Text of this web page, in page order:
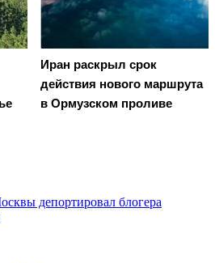
Иран раскрыл срок
действия нового маршрута
в Ормузском проливе
депортировал блогера